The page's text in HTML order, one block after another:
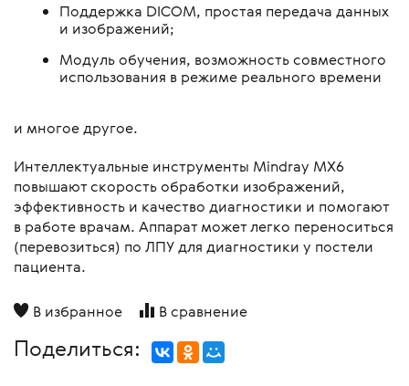
Поддержка DICOM, простая передача данных
и изображений;
Модуль обучения, возможность совместного
использования в режиме реального времени
и многое другое.
Интеллектуальные инструменты Mindray MX6
повышают скорость обработки изображений,
эффективность и качество диагностики и помогают
в работе врачам. Аппарат может легко переноситься
(перевозиться) по ЛПУ для диагностики у постели
пациента.
В избранное В сравнение
Поделиться: